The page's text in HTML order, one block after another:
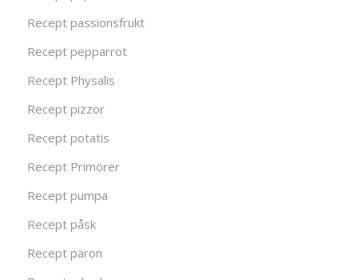
Recept passionsfrukt
Recept pepparrot
Recept Physalis
Recept pizzor
Recept potatis
Recept Primörer
Recept pumpa
Recept påsk
Recept päron